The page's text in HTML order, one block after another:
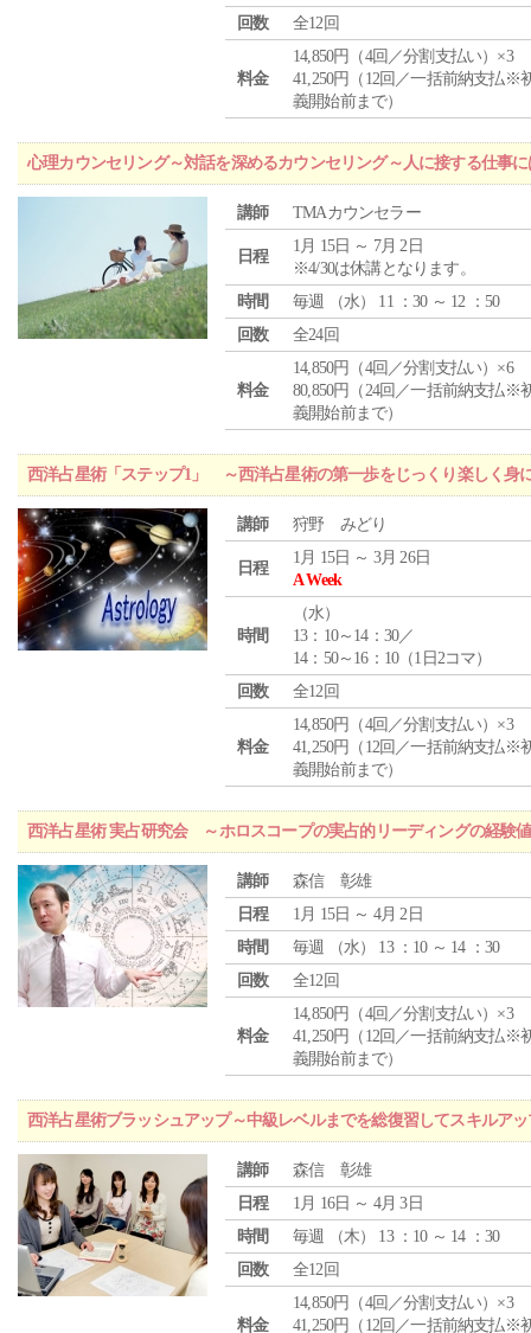
回数
全12回
料金
14,850円（4回／分割支払い）×3
41,250円（12回／一括前納支払※
義開始前まで）
心理カウンセリング～対話を深めるカウンセリング～人に接する仕事
講師 TMAカウンセラー
日程
1月 15日 ～ 7月 2日
※4/30は休講となります。
時間
毎週 （水） 11 ：30 ～ 12 ：50
回数
全24回
料金
14,850円（4回／分割支払い）×6
80,850円（24回／一括前納支払※
義開始前まで）
西洋占星術「ステップ1」 ～西洋占星術の第一歩をじっくり楽しく身
講師 狩野 みどり
日程
1月 15日 ～ 3月 26日
A Week
時間
（水）
13：10～14：30／
14：50～16：10（1日2コマ）
回数
全12回
料金
14,850円（4回／分割支払い）×3
41,250円（12回／一括前納支払※
義開始前まで）
西洋占星術 実占研究会 ～ホロスコープの実占的リーディングの経験
講師
森信 彰雄
日程
1月 15日 ～ 4月 2日
時間
毎週 （水） 13 ：10 ～ 14 ：30
回数
全12回
料金
14,850円（4回／分割支払い）×3
41,250円（12回／一括前納支払※
義開始前まで）
西洋占星術ブラッシュアップ～中級レベルまでを総復習してスキルア
講師
森信 彰雄
日程
1月 16日 ～ 4月 3日
時間
毎週 （木） 13 ：10 ～ 14 ：30
回数
全12回
料金
14,850円（4回／分割支払い）×3
41,250円（12回／一括前納支払※